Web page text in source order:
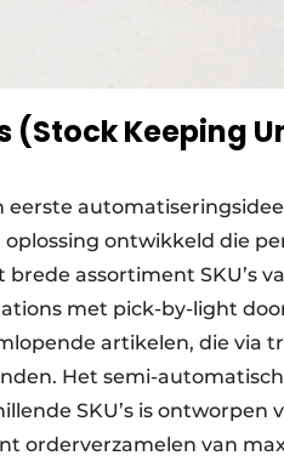
(Stock Keeping
eerste
ontwikkeld die
assortiment SKU’s
met pick-by-light
artikelen, die via
Het semi-
SKU’s is
orderverzamelen van